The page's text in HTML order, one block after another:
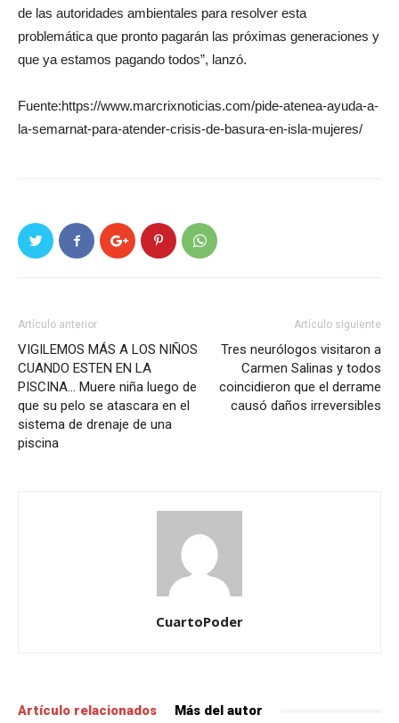
de las autoridades ambientales para resolver esta
problemática que pronto pagarán las próximas generaciones y
que ya estamos pagando todos”, lanzó.
Fuente:https://www.marcrixnoticias.com/pide-atenea-ayuda-a-
la-semarnat-para-atender-crisis-de-basura-en-isla-mujeres/
Artículo anterior
VIGILEMOS MÁS A LOS NIÑOS
CUANDO ESTEN EN LA
PISCINA… Muere niña luego de
que su pelo se atascara en el
sistema de drenaje de una
piscina
Artículo siguiente
Tres neurólogos visitaron a
Carmen Salinas y todos
coincidieron que el derrame
causó daños irreversibles
CuartoPoder
Artículo relacionados Más del autor